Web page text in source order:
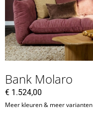
Bank Molaro
€ 1.524,00
Meer kleuren & meer varianten